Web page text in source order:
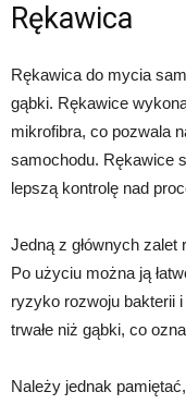
Rękawica
Rękawica do mycia
gąbki. Rękawice
mikrofibra, co pozwala
samochodu. Rękawice
lepszą kontrolę nad
Jedną z głównych
Po użyciu można ją
ryzyko rozwoju bakterii
trwałe niż gąbki, co
Należy jednak